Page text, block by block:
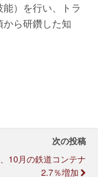
）を行い、トラ
ら研鑽した知
次の投稿
10月の鉄道コンテナ
2.7％増加